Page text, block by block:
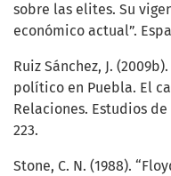
sobre las elites. Su
económico actual”.
Ruiz Sánchez, J.
político en Puebla. El
Relaciones. Estudios
223.
Stone, C. N. (1988).